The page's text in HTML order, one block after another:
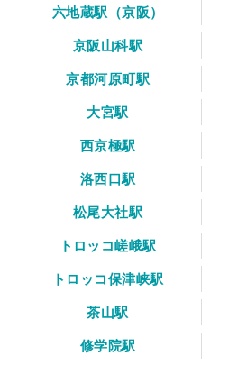
六地蔵駅（京阪）
京阪山科駅
京都河原町駅
大宮駅
西京極駅
洛西口駅
松尾大社駅
トロッコ嵯峨駅
トロッコ保津峡駅
茶山駅
修学院駅